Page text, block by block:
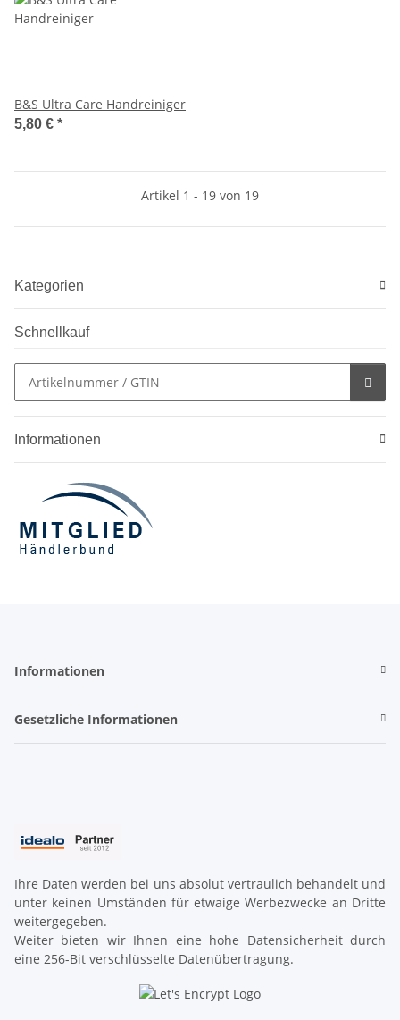
B&S Ultra Care Handreiniger
5,80 € *
Artikel 1 - 19 von 19
Kategorien
Schnellkauf
Informationen
Informationen
Gesetzliche Informationen
Ihre Daten werden bei uns absolut vertraulich behandelt und
unter keinen Umständen für etwaige Werbezwecke an Dritte
weitergegeben.
Weiter bieten wir Ihnen eine hohe Datensicherheit durch
eine 256-Bit verschlüsselte Datenübertragung.